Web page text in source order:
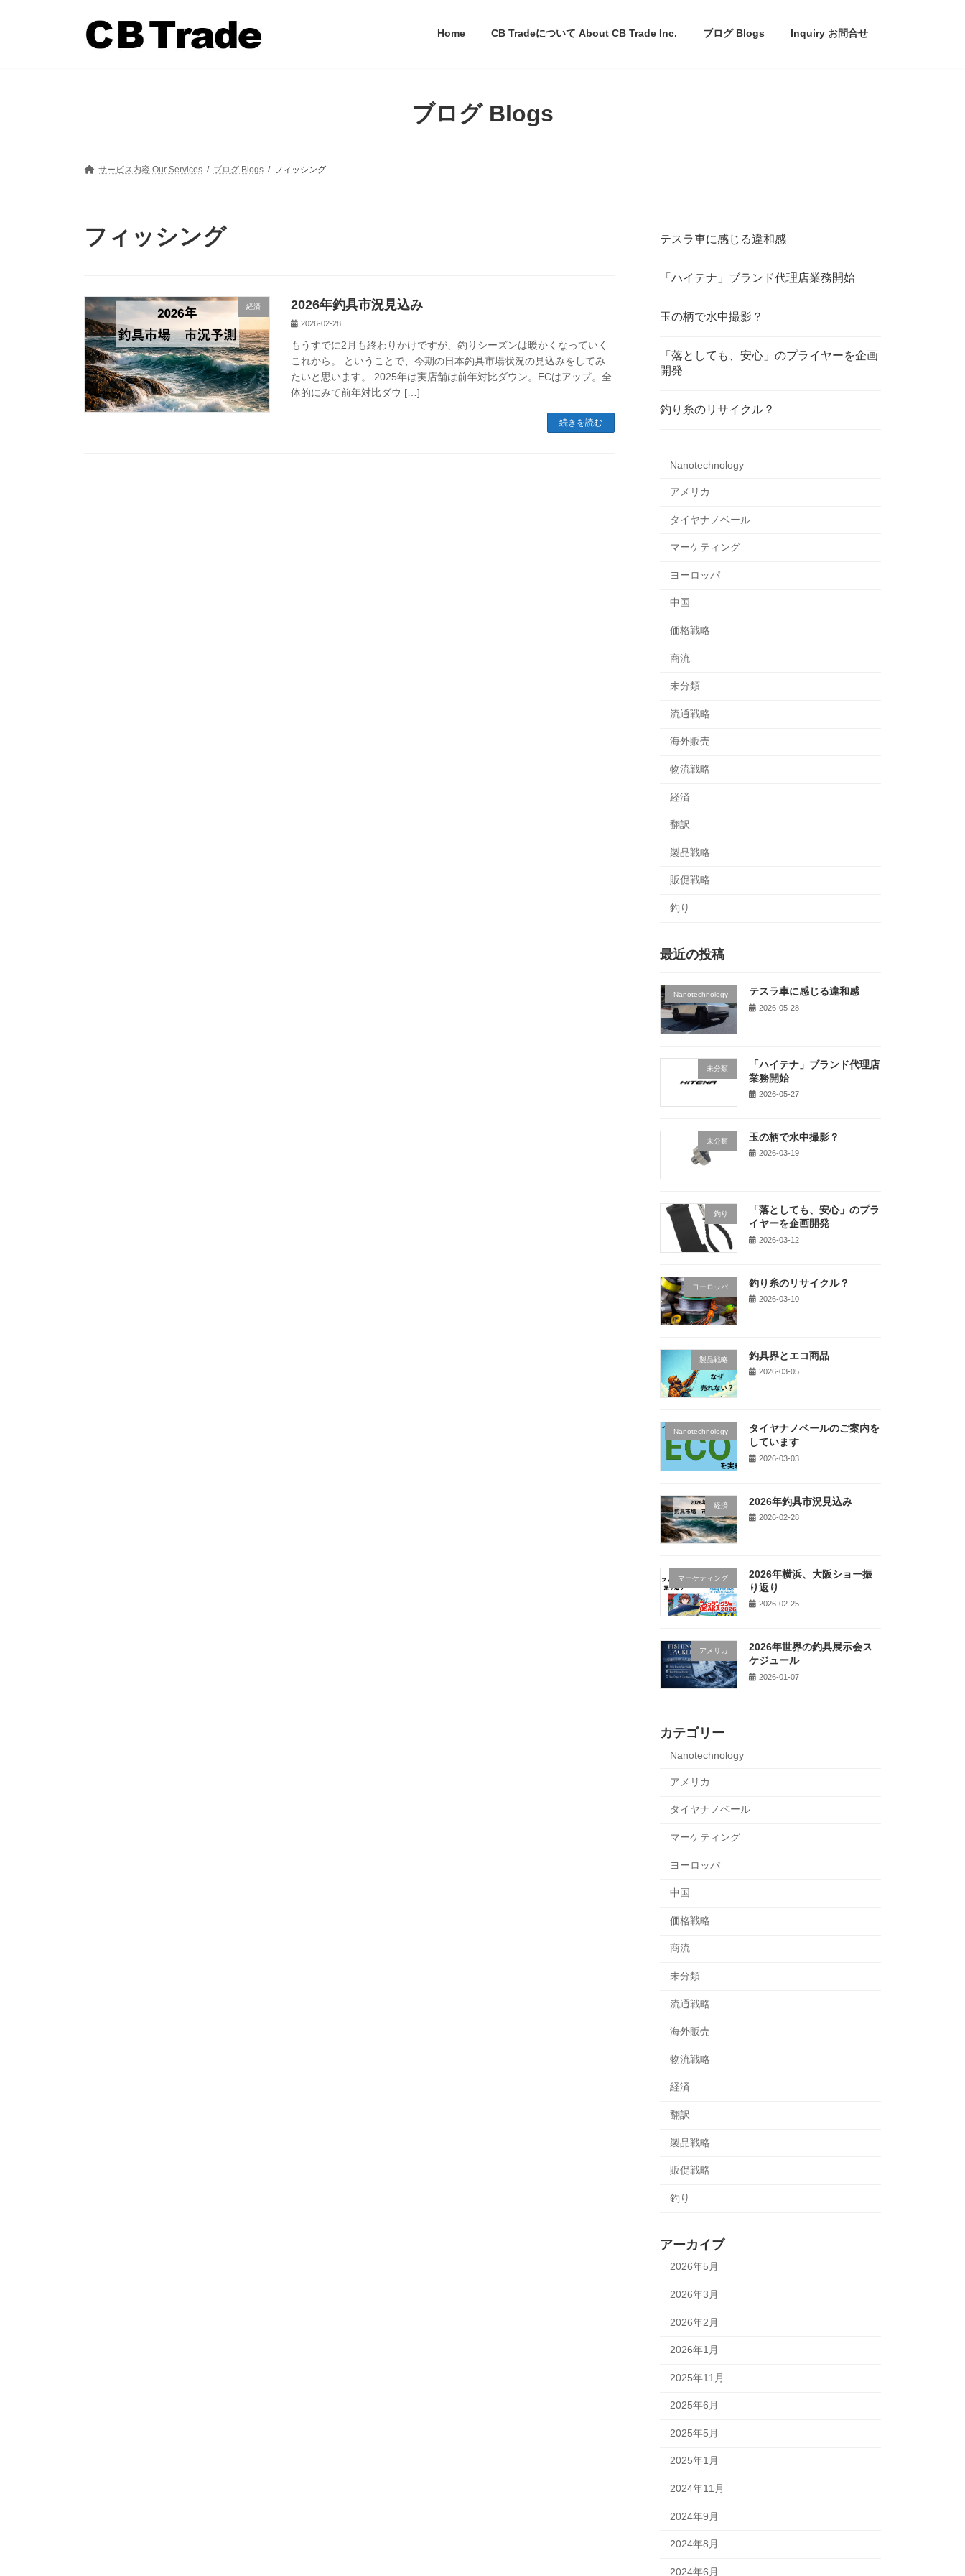
Home CB Tradeについて About CB Trade Inc. ブログ Blogs Inquiry お問合せ
ブログ Blogs
サービス内容 Our Services ブログ Blogs フィッシング
フィッシング
経済 2026年釣具市況見込み
2026-02-28
もうすでに2月も終わりかけですが、釣りシーズンは暖かくなっていく
これから。 ということで、今期の日本釣具市場状況の見込みをしてみ
たいと思います。 2025年は実店舗は前年対比ダウン。ECはアップ。全
体的にみて前年対比ダウ […]
続きを読む
テスラ車に感じる違和感
「ハイテナ」ブランド代理店業務開始
玉の柄で水中撮影？
「落としても、安心」のプライヤーを企画
開発
釣り糸のリサイクル？
Nanotechnology
アメリカ
タイヤナノベール
マーケティング
ヨーロッパ
中国
価格戦略
商流
未分類
流通戦略
海外販売
物流戦略
経済
翻訳
製品戦略
販促戦略
釣り
最近の投稿
Nanotechnology テスラ車に感じる違和感
2026-05-28
未分類
「ハイテナ」ブランド代理店
業務開始
2026-05-27
未分類 玉の柄で水中撮影？
2026-03-19
釣り
「落としても、安心」のプラ
イヤーを企画開発
2026-03-12
ヨーロッパ 釣り糸のリサイクル？
2026-03-10
製品戦略 釣具界とエコ商品
2026-03-05
Nanotechnology
タイヤナノベールのご案内を
しています
2026-03-03
経済 2026年釣具市況見込み
2026-02-28
マーケティング
2026年横浜、大阪ショー振
り返り
2026-02-25
アメリカ
2026年世界の釣具展示会ス
ケジュール
2026-01-07
カテゴリー
Nanotechnology
アメリカ
タイヤナノベール
マーケティング
ヨーロッパ
中国
価格戦略
商流
未分類
流通戦略
海外販売
物流戦略
経済
翻訳
製品戦略
販促戦略
釣り
アーカイブ
2026年5月
2026年3月
2026年2月
2026年1月
2025年11月
2025年6月
2025年5月
2025年1月
2024年11月
2024年9月
2024年8月
2024年6月